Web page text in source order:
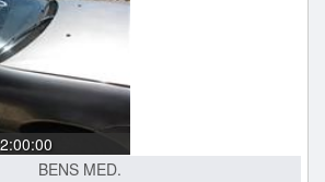
BENS MED.